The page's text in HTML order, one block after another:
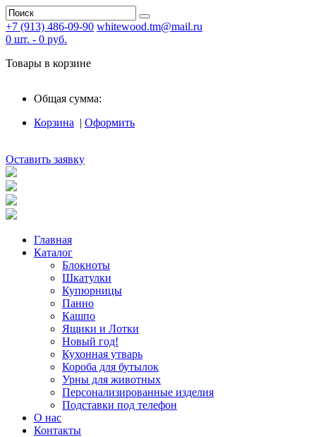
+7 (913) 486-09-90 whitewood.tm@mail.ru
0 шт. - 0 руб.
Товары в корзине
Общая сумма:
Корзина | Оформить
Оставить заявку
Главная
Каталог
Блокноты
Шкатулки
Купюрницы
Панно
Кашпо
Ящики и Лотки
Новый год!
Кухонная утварь
Короба для бутылок
Урны для животных
Персонализированные изделия
Подставки под телефон
О нас
Контакты